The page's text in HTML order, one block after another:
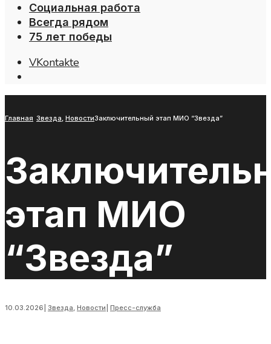
Социальная работа
Всегда рядом
75 лет победы
VKontakte
Главная Звезда, НовостиЗаключительный этап МИО “Звезда”
этап МИО
“Звезда”
10.03.2026 Звезда, Новости Пресс-служба